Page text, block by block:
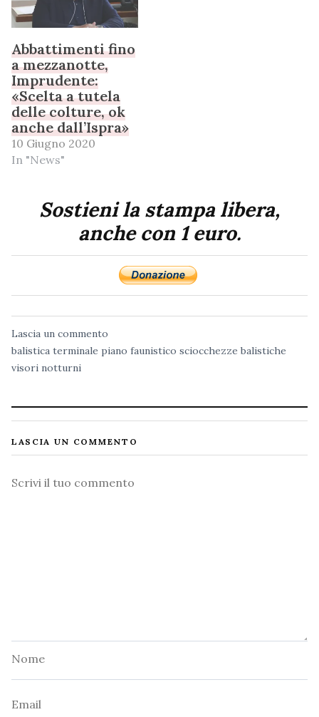
Abbattimenti fino
a mezzanotte,
Imprudente:
«Scelta a tutela
delle colture, ok
anche dall’Ispra»
10 Giugno 2020
In "News"
Sostieni la stampa libera,
anche con 1 euro.
Lascia un commento
balistica terminale piano faunistico sciocchezze balistiche
visori notturni
LASCIA UN COMMENTO
Commento